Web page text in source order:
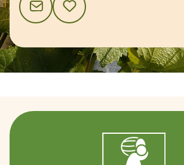
CONTACTAJOUTER AUX FAVORIS